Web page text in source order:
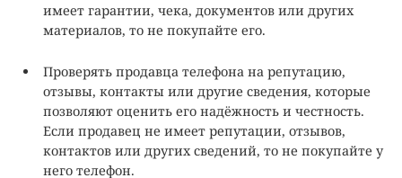
имеет гарантии, чека, документов или других
материалов, то не покупайте его.
Проверять продавца телефона на репутацию,
отзывы, контакты или другие сведения, которые
позволяют оценить его надёжность и честность.
Если продавец не имеет репутации, отзывов,
контактов или других сведений, то не покупайте у
него телефон.